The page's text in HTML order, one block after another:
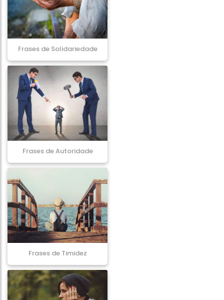
Frases de Solidariedade
Frases de Autoridade
Frases de Timidez